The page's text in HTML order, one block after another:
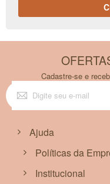
Cadastre-se e
Inscreva-
se
na
Ajuda
Políticas da
Institucional